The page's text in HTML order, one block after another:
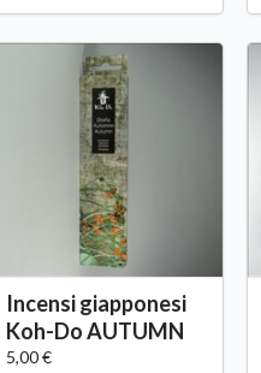
Incensi giapponesi
Koh-Do AUTUMN
5,00 €